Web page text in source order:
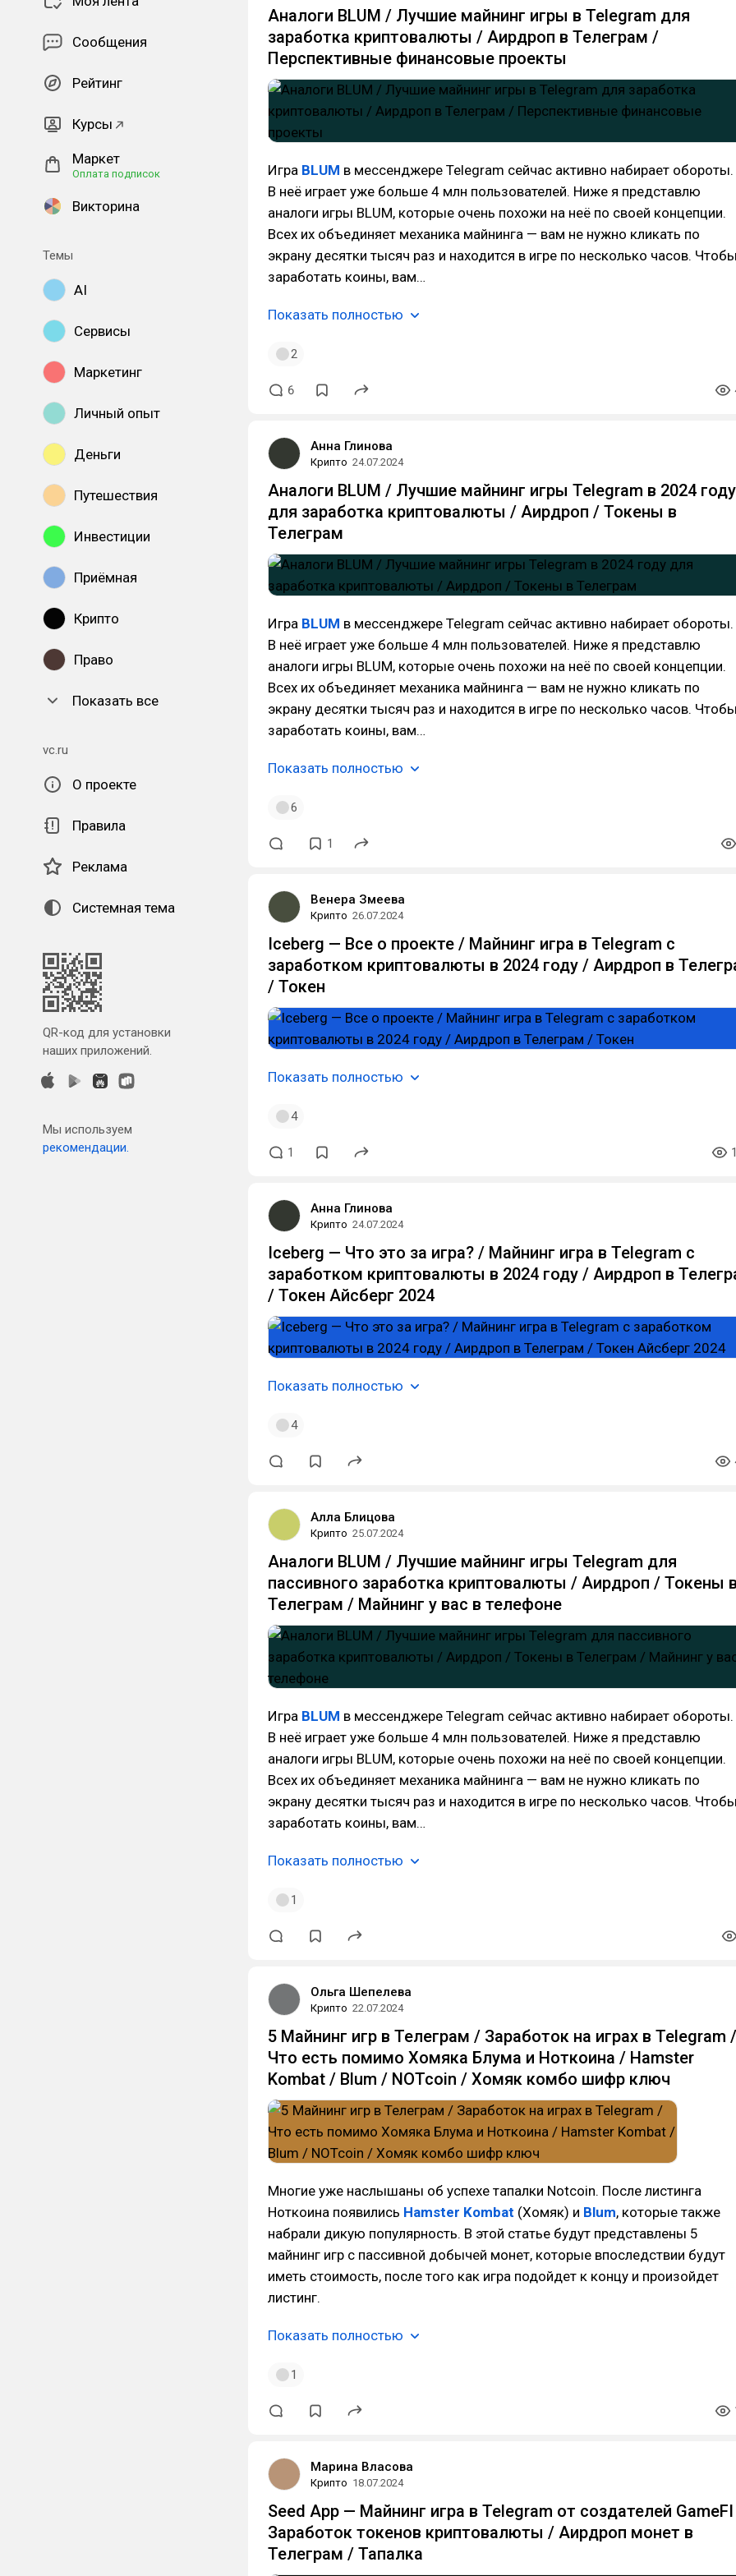
Сообщения
Рейтинг
Курсы
Маркет
Оплата подписок
Викторина
Темы
AI
Сервисы
Маркетинг
Личный опыт
Деньги
Путешествия
Инвестиции
Приёмная
Крипто
Право
Показать все
vc.ru
О проекте
Правила
Реклама
Системная тема
QR-код для установки
наших приложений.
Мы используем
рекомендации.
Аналоги BLUM / Лучшие майнинг игры в Telegram для
заработка криптовалюты / Аирдроп в Телеграм /
Перспективные финансовые проекты
Игра BLUM в мессенджере Telegram сейчас активно набирает обороты.
В неё играет уже больше 4 млн пользователей. Ниже я представлю
аналоги игры BLUM, которые очень похожи на неё по своей концепции.
Всех их объединяет механика майнинга — вам не нужно кликать по
экрану десятки тысяч раз и находится в игре по несколько часов.
заработать коины, вам…
Показать полностью
2
6
Анна Глинова
Крипто 24.07.2024
Аналоги BLUM / Лучшие майнинг игры Telegram в 2024 году
для заработка криптовалюты / Аирдроп / Токены в
Телеграм
Игра BLUM в мессенджере Telegram сейчас активно набирает обороты.
В неё играет уже больше 4 млн пользователей. Ниже я представлю
аналоги игры BLUM, которые очень похожи на неё по своей концепции.
Всех их объединяет механика майнинга — вам не нужно кликать по
экрану десятки тысяч раз и находится в игре по несколько часов.
заработать коины, вам…
Показать полностью
6
1
Венера Змеева
Крипто 26.07.2024
Iceberg — Все о проекте / Майнинг игра в Telegram с
заработком криптовалюты в 2024 году / Аирдроп в
/ Токен
Показать полностью
4
1
Анна Глинова
Крипто 24.07.2024
Iceberg — Что это за игра? / Майнинг игра в Telegram с
заработком криптовалюты в 2024 году / Аирдроп в
/ Токен Айсберг 2024
Показать полностью
4
Алла Блицова
Крипто 25.07.2024
Аналоги BLUM / Лучшие майнинг игры Telegram для
пассивного заработка криптовалюты / Аирдроп / Токены
Телеграм / Майнинг у вас в телефоне
Игра BLUM в мессенджере Telegram сейчас активно набирает обороты.
В неё играет уже больше 4 млн пользователей. Ниже я представлю
аналоги игры BLUM, которые очень похожи на неё по своей концепции.
Всех их объединяет механика майнинга — вам не нужно кликать по
экрану десятки тысяч раз и находится в игре по несколько часов.
заработать коины, вам…
Показать полностью
1
Ольга Шепелева
Крипто 22.07.2024
5 Майнинг игр в Телеграм / Заработок на играх в Telegram /
Что есть помимо Хомяка Блума и Ноткоина / Hamster
Kombat / Blum / NOTcoin / Хомяк комбо шифр ключ
Многие уже наслышаны об успехе тапалки Notcoin. После листинга
Ноткоина появились Hamster Kombat (Хомяк) и Blum, которые также
набрали дикую популярность. В этой статье будут представлены 5
майнинг игр с пассивной добычей монет, которые впоследствии будут
иметь стоимость, после того как игра подойдет к концу и произойдет
листинг.
Показать полностью
1
Марина Власова
Крипто 18.07.2024
Seed App — Майнинг игра в Telegram от создателей
Заработок токенов криптовалюты / Аирдроп монет в
Телеграм / Тапалка